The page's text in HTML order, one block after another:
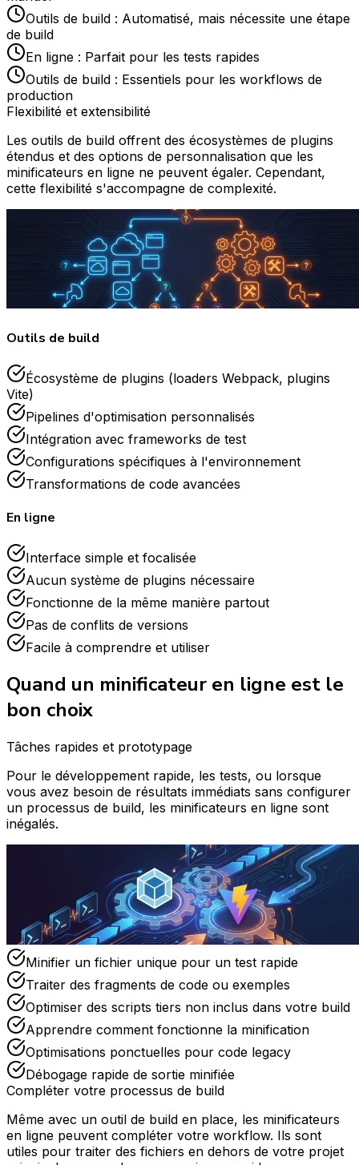
Outils de build : Automatisé, mais nécessite une étape
de build
En ligne : Parfait pour les tests rapides
Outils de build : Essentiels pour les workflows de
production
Flexibilité et extensibilité
Les outils de build offrent des écosystèmes de plugins
étendus et des options de personnalisation que les
minificateurs en ligne ne peuvent égaler. Cependant,
cette flexibilité s'accompagne de complexité.
Outils de build
Écosystème de plugins (loaders Webpack, plugins
Vite)
Pipelines d'optimisation personnalisés
Intégration avec frameworks de test
Configurations spécifiques à l'environnement
Transformations de code avancées
En ligne
Interface simple et focalisée
Aucun système de plugins nécessaire
Fonctionne de la même manière partout
Pas de conflits de versions
Facile à comprendre et utiliser
Quand un minificateur en ligne est le
bon choix
Tâches rapides et prototypage
Pour le développement rapide, les tests, ou lorsque
vous avez besoin de résultats immédiats sans configurer
un processus de build, les minificateurs en ligne sont
inégalés.
Minifier un fichier unique pour un test rapide
Traiter des fragments de code ou exemples
Optimiser des scripts tiers non inclus dans votre build
Apprendre comment fonctionne la minification
Optimisations ponctuelles pour code legacy
Débogage rapide de sortie minifiée
Compléter votre processus de build
Même avec un outil de build en place, les minificateurs
en ligne peuvent compléter votre workflow. Ils sont
utiles pour traiter des fichiers en dehors de votre projet